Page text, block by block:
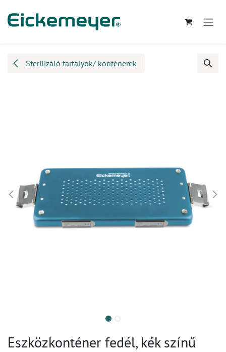
Sterilizáló tartályok/ konténerek
Eszközkonténer fedél, kék színű